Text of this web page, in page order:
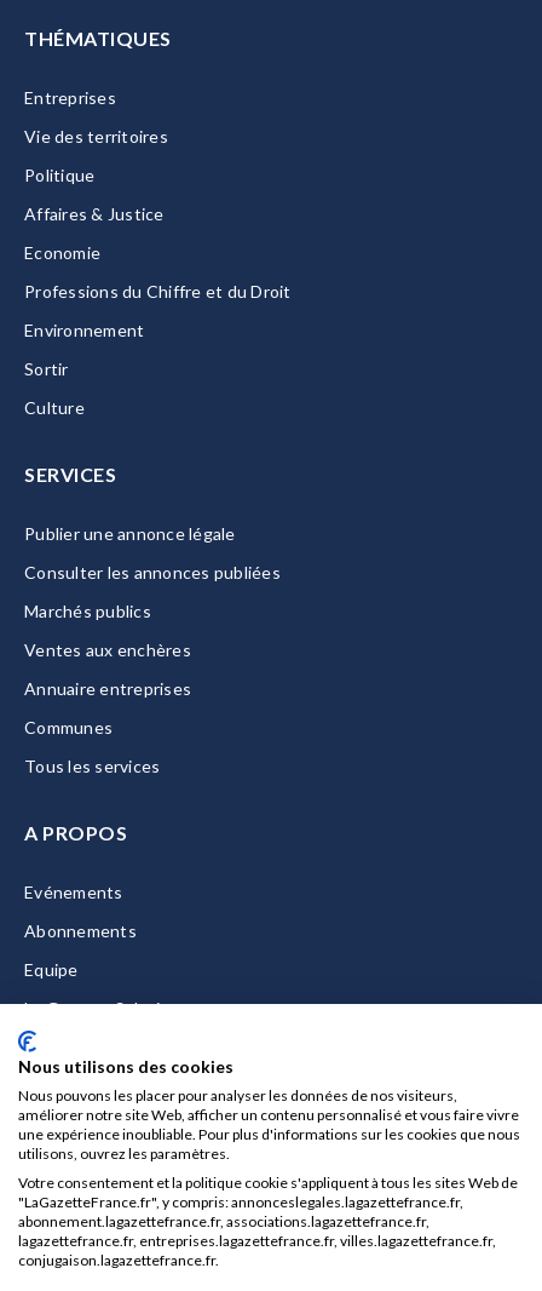
THÉMATIQUES
Entreprises
Vie des territoires
Politique
Affaires & Justice
Economie
Professions du Chiffre et du Droit
Environnement
Sortir
Culture
SERVICES
Publier une annonce légale
Consulter les annonces publiées
Marchés publics
Ventes aux enchères
Annuaire entreprises
Communes
Tous les services
A PROPOS
Evénements
Abonnements
Equipe
La Gazette Solutions
Nous contacter
Mentions légales
CGU/CGV
Données personnelles
Nous utilisons des cookies
Nous pouvons les placer pour analyser les données de nos visiteurs,
améliorer notre site Web, afficher un contenu personnalisé et vous faire vivre
une expérience inoubliable. Pour plus d'informations sur les cookies que nous
utilisons, ouvrez les paramètres.
Votre consentement et la politique cookie s'appliquent à tous les sites Web de
"LaGazetteFrance.fr", y compris: annonceslegales.lagazettefrance.fr,
abonnement.lagazettefrance.fr, associations.lagazettefrance.fr,
lagazettefrance.fr, entreprises.lagazettefrance.fr, villes.lagazettefrance.fr,
conjugaison.lagazettefrance.fr.